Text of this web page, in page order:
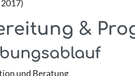
&
und Beratung